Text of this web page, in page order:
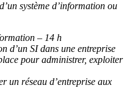
système d’information ou
– 14 h
d’un SI dans une entreprise
pour administrer, exploiter
un réseau d’entreprise aux